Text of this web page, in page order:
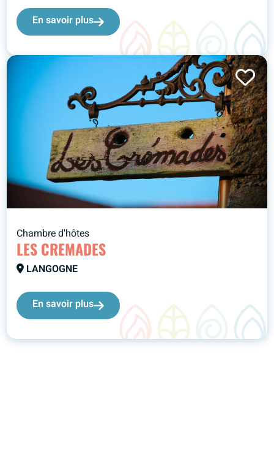
En savoir plus
Chambre d'hôtes
LES CREMADES
LANGOGNE
En savoir plus